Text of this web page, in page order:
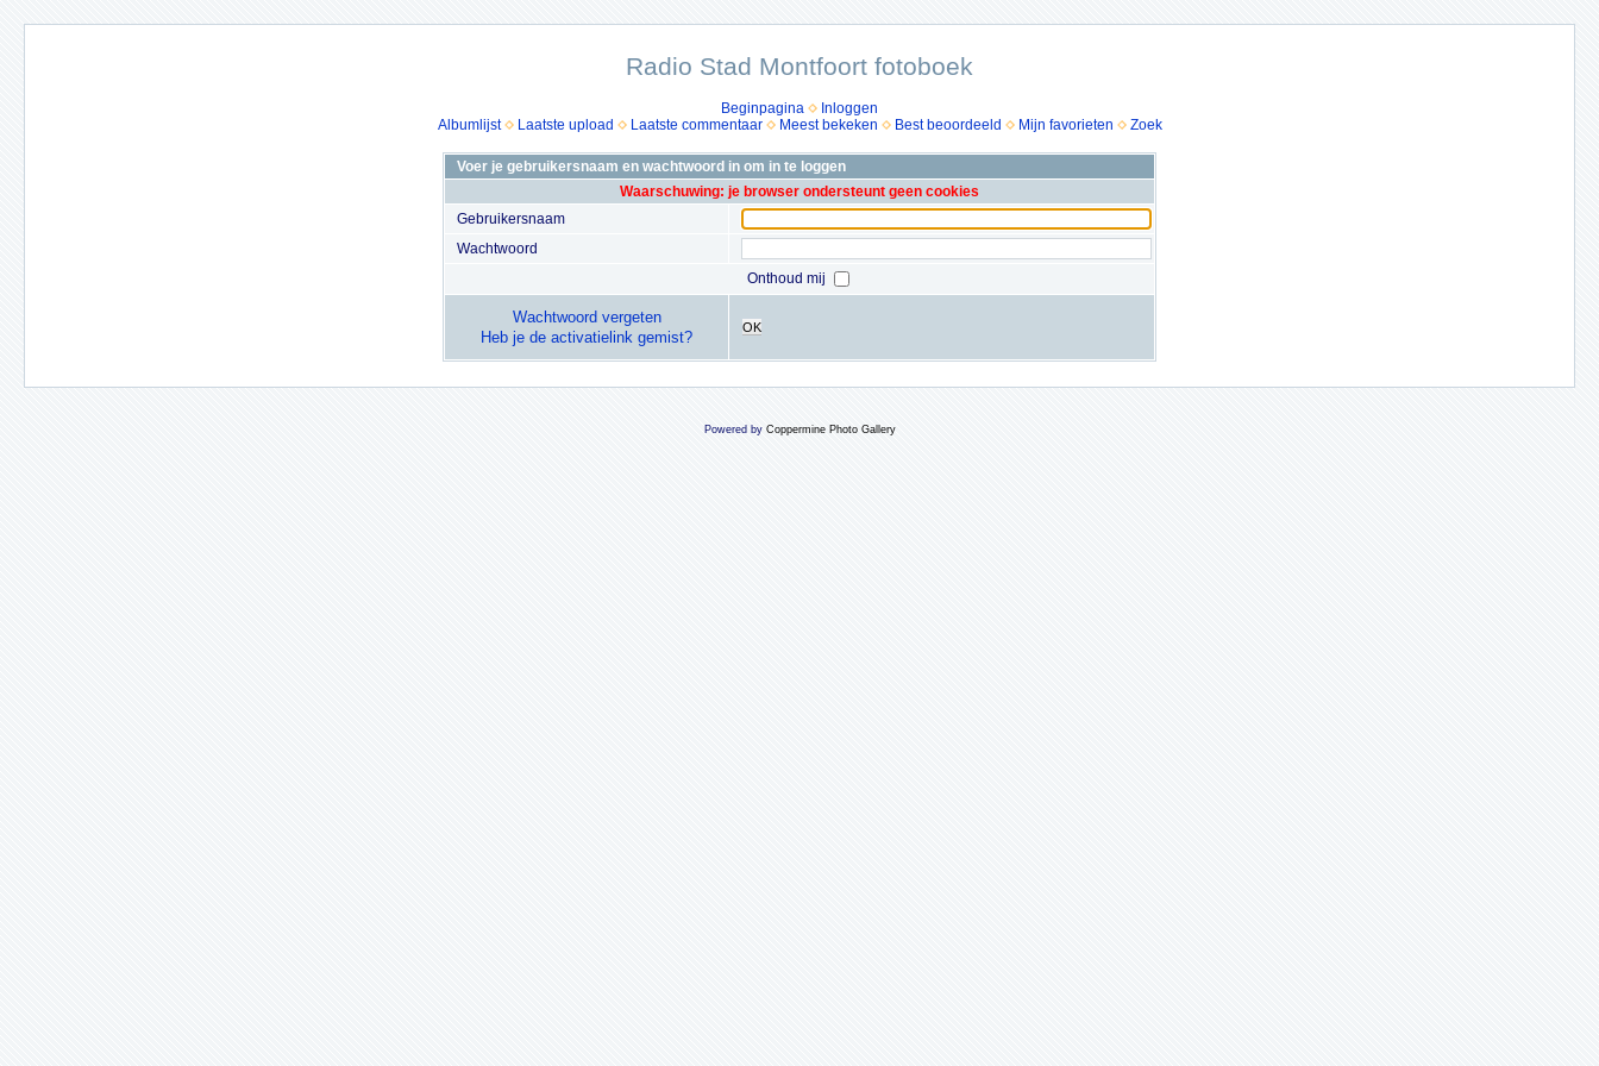
Radio Stad Montfoort fotoboek
Beginpagina
Inloggen
Albumlijst
Laatste upload Laatste commentaar Meest bekeken Best beoordeeld Mijn favorieten Zoek
Voer je gebruikersnaam en wachtwoord in om in te loggen
Waarschuwing: je browser ondersteunt geen cookies
Gebruikersnaam
Wachtwoord
Onthoud mij
Wachtwoord vergeten
Heb je de activatielink gemist?
OK
Powered by Coppermine Photo Gallery